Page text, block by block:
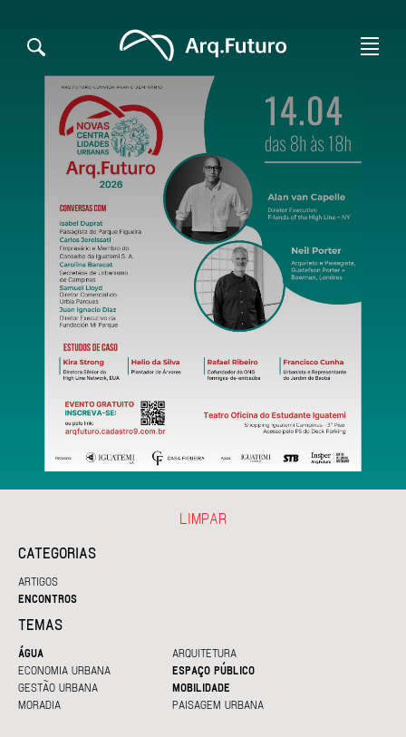
CATEGORIAS
ARTIGOS
ENCONTROS
TEMAS
ÁGUA
ARQUITETURA
ECONOMIA URBANA
ESPAÇO PÚBLICO
GESTÃO URBANA
MOBILIDADE
MORADIA
PAISAGEM URBANA
LIMPAR